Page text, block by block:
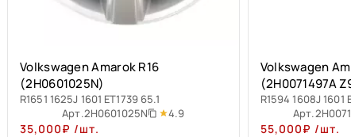
Volkswagen Amarok R16
(2H0601025N)
R1651 1625J 1601 ET1739 65.1
Арт.2H0601025N 4.9
35,000₽ /шт.
Volkswagen
(2H0071497A
R1594 1608J 1601
Арт.
55,000₽ /шт.